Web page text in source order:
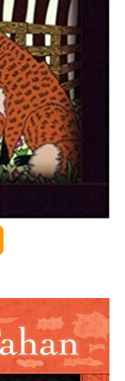
do futuro
príncipe árabe, ao
pai um curioso
a uma fantástica